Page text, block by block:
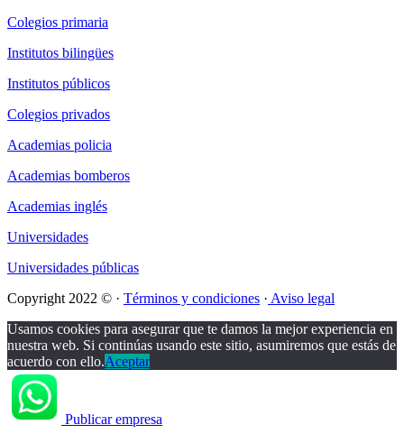
Colegios primaria
Institutos bilingües
Institutos públicos
Colegios privados
Academias policia
Academias bomberos
Academias inglés
Universidades
Universidades públicas
Copyright 2022 © · Términos y condiciones · Aviso legal
Usamos cookies para asegurar que te damos la mejor experiencia en
nuestra web. Si continúas usando este sitio, asumiremos que estás de
acuerdo con ello.Aceptar
Publicar empresa